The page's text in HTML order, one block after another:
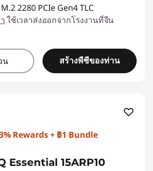
2280 PCIe Gen4 TLC
ใช้เวลาส่งออกจากโรงงานที่จีน
น สร้างพีซีของท่าน
Rewards + ฿1 Bundle
Essential 15ARP10